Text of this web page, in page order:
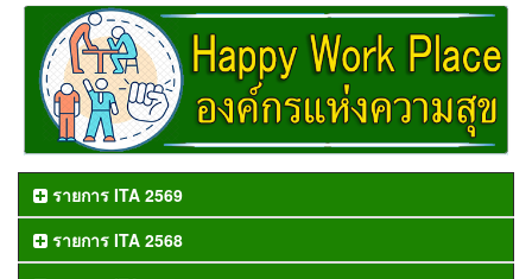
รายการ ITA 2569
รายการ ITA 2568